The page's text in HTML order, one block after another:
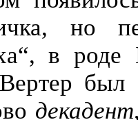
но
в роде
декадент